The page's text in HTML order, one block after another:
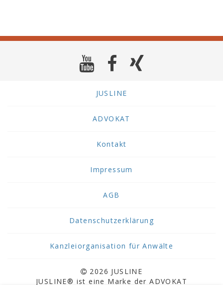
JUSLINE
ADVOKAT
Kontakt
Impressum
AGB
Datenschutzerklärung
Kanzleiorganisation für Anwälte
2026 JUSLINE
JUSLINE® ist eine Marke der ADVOKAT